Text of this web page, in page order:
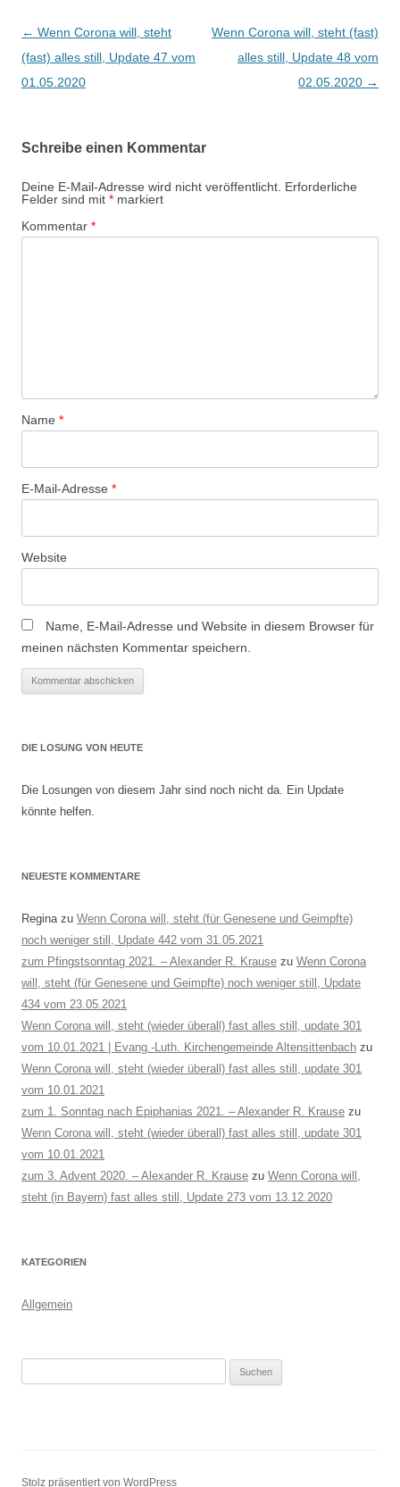
Beitragsnavigation
← Wenn Corona will, steht
(fast) alles still, Update 47 vom
01.05.2020
Wenn Corona will, steht (fast)
alles still, Update 48 vom
02.05.2020 →
Schreibe einen Kommentar
Deine E-Mail-Adresse wird nicht veröffentlicht. Erforderliche
Felder sind mit * markiert
Kommentar *
Name *
E-Mail-Adresse *
Website
Name, E-Mail-Adresse und Website in diesem Browser für
meinen nächsten Kommentar speichern.
DIE LOSUNG VON HEUTE
Die Losungen von diesem Jahr sind noch nicht da. Ein Update
könnte helfen.
NEUESTE KOMMENTARE
Reginazu Wenn Corona will, steht (für Genesene und Geimpfte)
noch weniger still, Update 442 vom 31.05.2021
zum Pfingstsonntag 2021. – Alexander R. Krause zu Wenn Corona
will, steht (für Genesene und Geimpfte) noch weniger still, Update
434 vom 23.05.2021
Wenn Corona will, steht (wieder überall) fast alles still, update 301
vom 10.01.2021 | Evang.-Luth. Kirchengemeinde Altensittenbach zu
Wenn Corona will, steht (wieder überall) fast alles still, update 301
vom 10.01.2021
zum 1. Sonntag nach Epiphanias 2021. – Alexander R. Krause zu
Wenn Corona will, steht (wieder überall) fast alles still, update 301
vom 10.01.2021
zum 3. Advent 2020. – Alexander R. Krause zu Wenn Corona will,
steht (in Bayern) fast alles still, Update 273 vom 13.12.2020
KATEGORIEN
Allgemein
Stolz präsentiert von WordPress